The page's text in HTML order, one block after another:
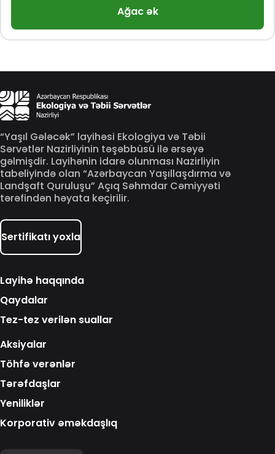
Ağac ək
“Yaşıl Gələcək” layihəsi Ekologiya və Təbii
Sərvətlər Nazirliyinin təşəbbüsü ilə ərsəyə
gəlmişdir. Layihənin idarə olunması Nazirliyin
tabeliyində olan “Azərbaycan Yaşıllaşdırma və
Landşaft Quruluşu” Açıq Səhmdar Cəmiyyəti
tərəfindən həyata keçirilir.
Sertifikatı yoxla
Layihə haqqında
Qaydalar
Tez-tez verilən suallar
Aksiyalar
Töhfə verənlər
Tərəfdaşlar
Yeniliklər
Korporativ əməkdaşlıq